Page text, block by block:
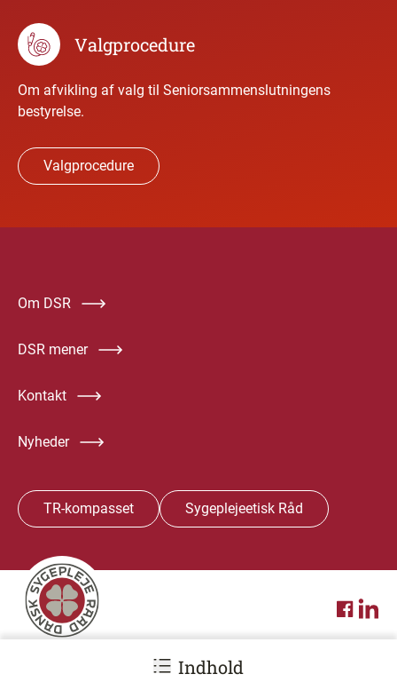
Indhold
Valgprocedure
Om afvikling af valg til Seniorsammenslutningens
bestyrelse.
Valgprocedure
Om DSR
DSR mener
Kontakt
Nyheder
TR-kompasset Sygeplejeetisk Råd
Annoncering